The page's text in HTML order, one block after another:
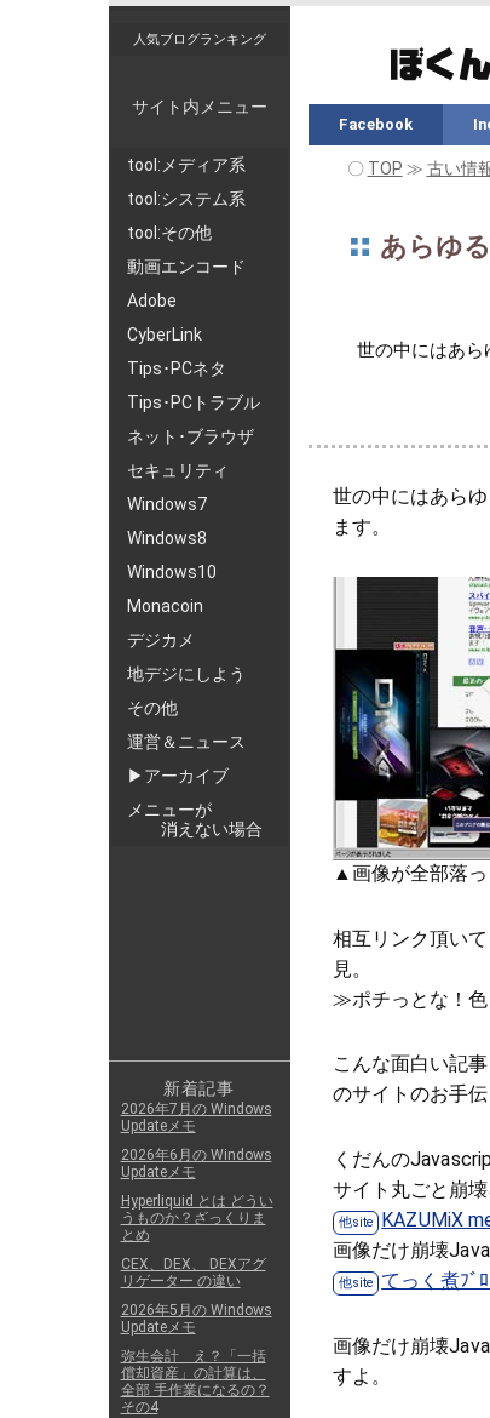
人気ブログランキング
サイト内メニュー
tool:メディア系
tool:システム系
tool:その他
動画エンコード
Adobe
CyberLink
Tips･PCネタ
Tips･PCトラブル
ネット･ブラウザ
セキュリティ
Windows7
Windows8
Windows10
Monacoin
デジカメ
地デジにしよう
その他
運営＆ニュース
▶アーカイブ
メニューが
消えない場合
Facebook
〇 TOP ≫ 古い情
あらゆ
世の中にはあら
世の中にはあら
ます。
▲画像が全部落
相互リンク頂い
見。
≫ポチっとな！色
こんな面白い記
のサイトのお手
くだんの
サイト丸ごと崩
KAZUMiX
画像だけ崩壊
てっく煮ﾌﾞﾛ
画像だけ崩壊
すよ。
新着記事
2026年7月の Windows
Updateメモ
2026年6月の Windows
Updateメモ
Hyperliquid とは どうい
うものか？ざっくりま
とめ
CEX、DEX、 DEXアグ
リゲーター の違い
2026年5月の Windows
Updateメモ
弥生会計 え？「一括
償却資産」の計算は、
全部 手作業になるの？
その4